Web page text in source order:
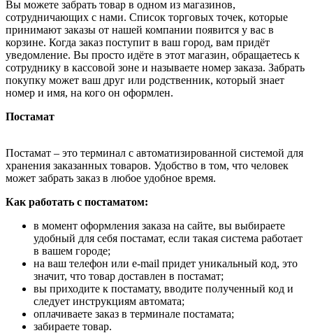
Вы можете забрать товар в одном из магазинов,
сотрудничающих с нами. Список торговых точек, которые
принимают заказы от нашей компании появится у вас в
корзине. Когда заказ поступит в ваш город, вам придёт
уведомление. Вы просто идёте в этот магазин, обращаетесь к
сотруднику в кассовой зоне и называете номер заказа. Забрать
покупку может ваш друг или родственник, который знает
номер и имя, на кого он оформлен.
Постамат
Постамат – это терминал с автоматизированной системой для
хранения заказанных товаров. Удобство в том, что человек
может забрать заказ в любое удобное время.
Как работать с постаматом:
в момент оформления заказа на сайте, вы выбираете
удобный для себя постамат, если такая система работает
в вашем городе;
на ваш телефон или e-mail придет уникальный код, это
значит, что товар доставлен в постамат;
вы приходите к постамату, вводите полученный код и
следует инструкциям автомата;
оплачиваете заказ в терминале постамата;
забираете товар.